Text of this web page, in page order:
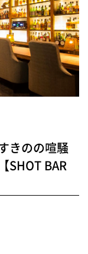
きのの喧騒
SHOT BAR